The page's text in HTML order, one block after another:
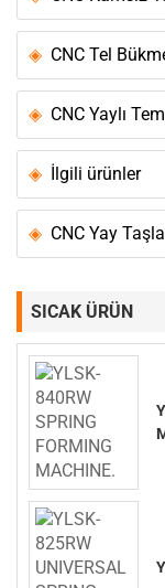
CNC Tel
CNC Yaylı
İlgili ürünler
CNC Yay
SICAK ÜRÜN